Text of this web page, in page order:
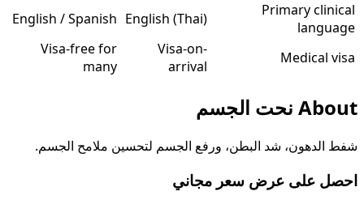
Primary clinical
language
English (Thai)
English / Spanish
Medical visa
Visa-on-
arrival
Visa-free for
many
About نحت الجسم
شفط الدهون، شد البطن، ورفع الجسم لتحسين ملامح الجسم.
احصل على عرض سعر مجاني